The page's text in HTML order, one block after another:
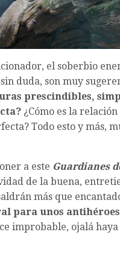
el soberbio
duda, son muy
prescindibles,
¿Cómo es la
Todo esto y más,
a este Guardianes
de la buena,
más que
para unos
improbable, ojalá